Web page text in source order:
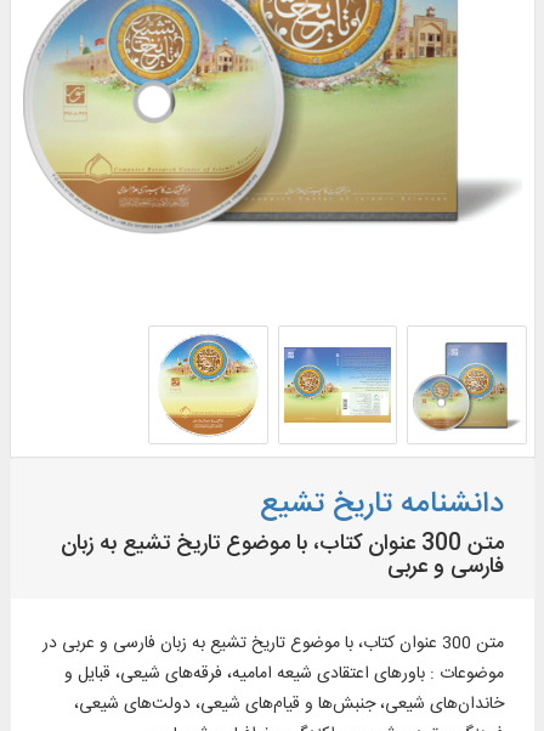
دانشنامه تاریخ تشیع
متن 300 عنوان کتاب، با موضوع تاريخ تشيع به زبان
فارسی و عربی
متن 300 عنوان کتاب، با موضوع تاريخ تشيع به زبان فارسی و عربی در
موضوعات : باورهای اعتقادی شیعه امامیه، فرقه‌های شیعی، قبایل و
خاندان‌های شیعی، جنبش‌ها و قیام‌های شیعی، دولت‌های شیعی،